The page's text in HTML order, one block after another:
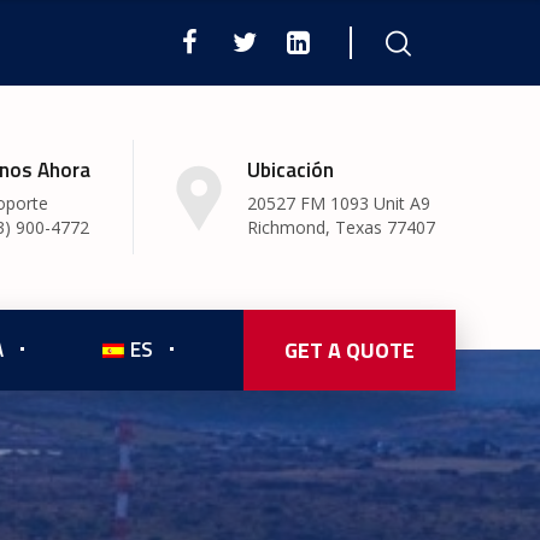
Ahora
900-4772
Ubicación
20527 FM 1093 Unit A9
Richmond, Texas 77407
ES GET A QUOTE